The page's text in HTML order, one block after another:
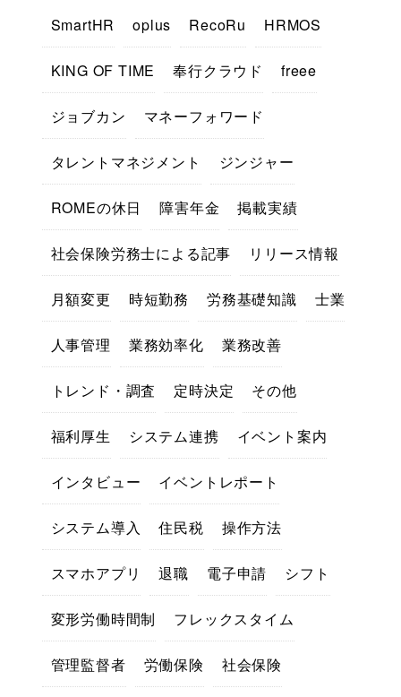
SmartHR oplus RecoRu HRMOS
KING OF TIME 奉行クラウド freee
ジョブカン マネーフォワード
タレントマネジメント ジンジャー
ROMEの休日 障害年金 掲載実績
社会保険労務士による記事 リリース情報
月額変更 時短勤務 労務基礎知識 士業
人事管理 業務効率化 業務改善
トレンド・調査 定時決定 その他
福利厚生 システム連携 イベント案内
インタビュー イベントレポート
システム導入 住民税 操作方法
スマホアプリ 退職 電子申請 シフト
変形労働時間制 フレックスタイム
管理監督者 労働保険 社会保険